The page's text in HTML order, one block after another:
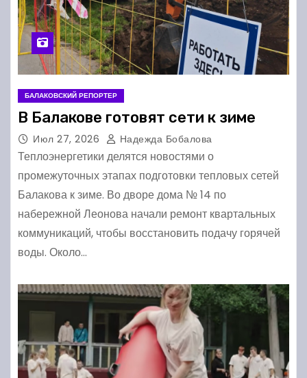
БАЛАКОВСКИЙ РЕПОРТЕР
В Балакове готовят сети к зиме
Июл 27, 2026 Надежда Бобалова
Теплоэнергетики делятся новостями о
промежуточных этапах подготовки тепловых сетей
Балакова к зиме. Во дворе дома № 14 по
набережной Леонова начали ремонт квартальных
коммуникаций, чтобы восстановить подачу горячей
воды. Около…